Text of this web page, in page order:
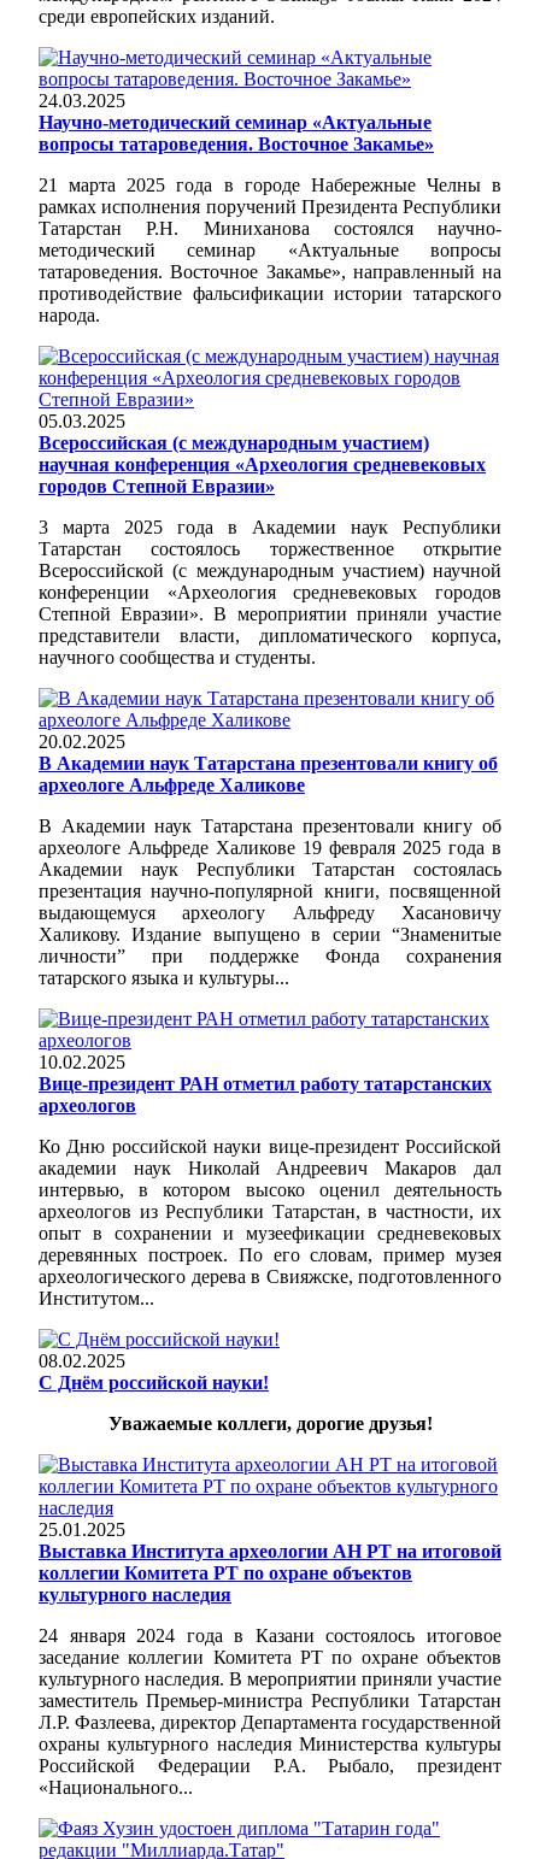
среди европейских изданий.
24.03.2025
Научно-методический семинар «Актуальные
вопросы татароведения. Восточное Закамье»
21 марта 2025 года в городе Набережные Челны в
рамках исполнения поручений Президента Республики
Татарстан Р.Н. Миниханова состоялся научно-
методический семинар «Актуальные вопросы
татароведения. Восточное Закамье», направленный на
противодействие фальсификации истории татарского
народа.
05.03.2025
Всероссийская (с международным участием)
научная конференция «Археология средневековых
городов Степной Евразии»
3 марта 2025 года в Академии наук Республики
Татарстан состоялось торжественное открытие
Всероссийской (с международным участием) научной
конференции «Археология средневековых городов
Степной Евразии». В мероприятии приняли участие
представители власти, дипломатического корпуса,
научного сообщества и студенты.
20.02.2025
В Академии наук Татарстана презентовали книгу об
археологе Альфреде Халикове
В Академии наук Татарстана презентовали книгу об
археологе Альфреде Халикове 19 февраля 2025 года в
Академии наук Республики Татарстан состоялась
презентация научно-популярной книги, посвященной
выдающемуся археологу Альфреду Хасановичу
Халикову. Издание выпущено в серии “Знаменитые
личности” при поддержке Фонда сохранения
татарского языка и культуры...
10.02.2025
Вице-президент РАН отметил работу татарстанских
археологов
Ко Дню российской науки вице-президент Российской
академии наук Николай Андреевич Макаров дал
интервью, в котором высоко оценил деятельность
археологов из Республики Татарстан, в частности, их
опыт в сохранении и музеефикации средневековых
деревянных построек. По его словам, пример музея
археологического дерева в Свияжске, подготовленного
Институтом...
08.02.2025
С Днём российской науки!
Уважаемые коллеги, дорогие друзья!
25.01.2025
Выставка Института археологии АН РТ на итоговой
коллегии Комитета РТ по охране объектов
культурного наследия
24 января 2024 года в Казани состоялось итоговое
заседание коллегии Комитета РТ по охране объектов
культурного наследия. В мероприятии приняли участие
заместитель Премьер-министра Республики Татарстан
Л.Р. Фазлеева, директор Департамента государственной
охраны культурного наследия Министерства культуры
Российской Федерации Р.А. Рыбало, президент
«Национального...